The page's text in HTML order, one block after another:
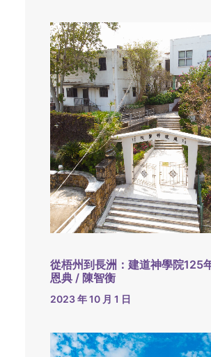
從梧州到長洲：建道神學院125
恩典 / 陳智衡
2023 年 10 月 1 日